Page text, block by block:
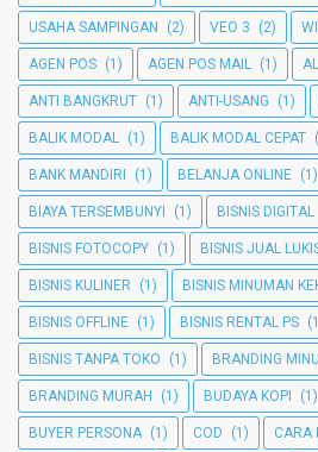
USAHA SAMPINGAN (2) VEO 3 (2)
AGEN POS (1) AGEN POS MAIL (1)
ANTI BANGKRUT (1) ANTI-USANG (1)
BALIK MODAL (1) BALIK MODAL CEPAT
BANK MANDIRI (1) BELANJA ONLINE (1)
BIAYA TERSEMBUNYI (1) BISNIS DIGITAL
BISNIS FOTOCOPY (1) BISNIS JUAL
BISNIS KULINER (1) BISNIS MINUMAN
BISNIS OFFLINE (1) BISNIS RENTAL PS
BISNIS TANPA TOKO (1) BRANDING
BRANDING MURAH (1) BUDAYA KOPI (1)
BUYER PERSONA (1) COD (1) CARA